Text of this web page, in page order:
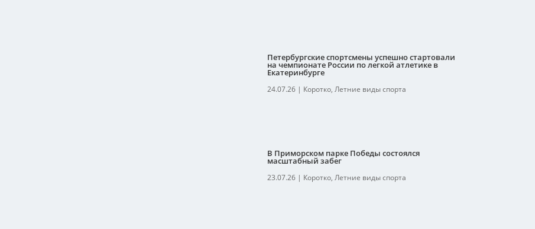
Петербургские спортсмены успешно стартовали
на чемпионате России по легкой атлетике в
Екатеринбурге
24.07.26| Коротко, Летние виды спорта
В Приморском парке Победы состоялся
масштабный забег
23.07.26| Коротко, Летние виды спорта